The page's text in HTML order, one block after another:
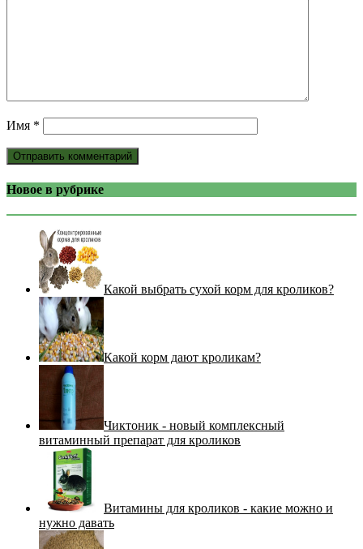
Имя *
Новое в рубрике
Какой выбрать сухой корм для кроликов?
Какой корм дают кроликам?
Чиктоник - новый комплексный
витаминный препарат для кроликов
Витамины для кроликов - какие можно и
нужно давать